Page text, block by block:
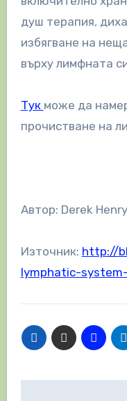
душ терапия,
избягване на
върху лимфната
Тук може да
прочистване на
Автор: Derek Henry
Източник: http://
lymphatic-